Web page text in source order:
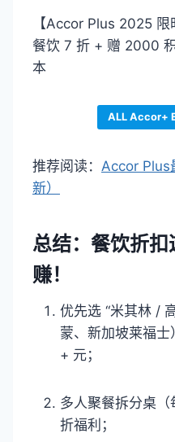
【Accor Plus 2025
餐饮 7 折 + 赠 2000
本
ALL Accor+
推荐阅读： Accor Plus
新）
总结：餐饮折
赚！​
优先选 “米其林 /
蒙、新加坡莱福
+ 元；​
多人聚餐拆分桌
折福利；​